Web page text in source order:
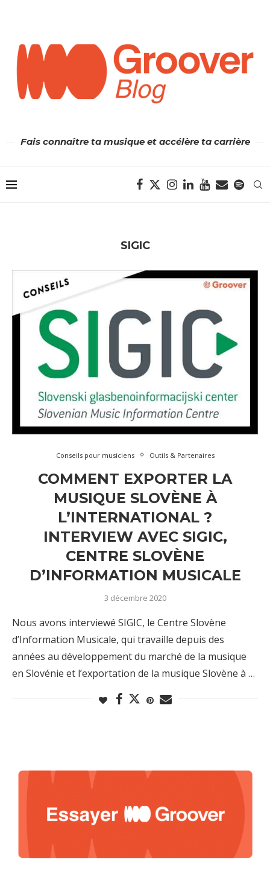
Fais connaître ta musique et accélère ta carrière
SIGIC
Conseils pour musiciens Outils & Partenaires
COMMENT EXPORTER LA
MUSIQUE SLOVÈNE À
L’INTERNATIONAL ?
INTERVIEW AVEC SIGIC,
CENTRE SLOVÈNE
D’INFORMATION MUSICALE
3 décembre 2020
Nous avons interviewé SIGIC, le Centre Slovène
d’Information Musicale, qui travaille depuis des
années au développement du marché de la musique
en Slovénie et l’exportation de la musique Slovène à …